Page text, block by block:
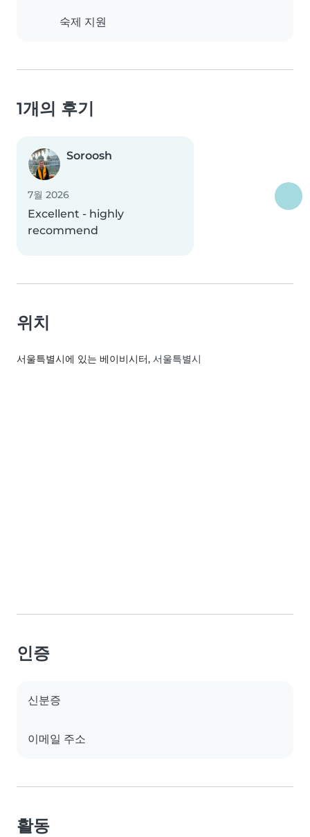
숙제 지원
1개의 후기
Soroosh
7월 2026
Excellent - highly
recommend
위치
서울특별시에 있는 베이비시터, 서울특별시
인증
신분증
이메일 주소
활동